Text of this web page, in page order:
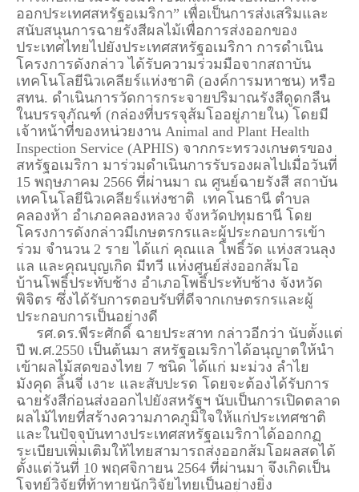
ออกประเทศสหรัฐอเมริกา” เพื่อเป็นการส่งเสริมและ
สนับสนุนการฉายรังสีผลไม้เพื่อการส่งออกของ
ประเทศไทยไปยังประเทศสหรัฐอเมริกา การดำเนิน
โครงการดังกล่าว ได้รับความร่วมมือจากสถาบัน
เทคโนโลยีนิวเคลียร์แห่งชาติ (องค์การมหาชน) หรือ
สทน. ดำเนินการวัดการกระจายปริมาณรังสีดูดกลืน
ในบรรจุภัณฑ์ (กล่องที่บรรจุส้มโออยู่ภายใน) โดยมี
เจ้าหน้าที่ของหน่วยงาน Animal and Plant Health
Inspection Service (APHIS) จากกระทรวงเกษตรของ
สหรัฐอเมริกา มาร่วมดำเนินการรับรองผลไปเมื่อวันที่
15 พฤษภาคม 2566 ที่ผ่านมา ณ ศูนย์ฉายรังสี สถาบัน
เทคโนโลยีนิวเคลียร์แห่งชาติ เทคโนธานี ตำบล
คลองห้า อำเภอคลองหลวง จังหวัดปทุมธานี โดย
โครงการดังกล่าวมีเกษตรกรและผู้ประกอบการเข้า
ร่วม จำนวน 2 ราย ได้แก่ คุณแล โพธิ์วัด แห่งสวนลุง
แล และคุณบุญเกิด มีทวี แห่งศูนย์ส่งออกส้มโอ
บ้านโพธิ์ประทับช้าง อำเภอโพธิ์ประทับช้าง จังหวัด
พิจิตร ซึ่งได้รับการตอบรับที่ดีจากเกษตรกรและผู้
ประกอบการเป็นอย่างดี
รศ.ดร.พีระศักดิ์ ฉายประสาท กล่าวอีกว่า นับตั้งแต่
ปี พ.ศ.2550 เป็นต้นมา สหรัฐอเมริกาได้อนุญาตให้นำ
เข้าผลไม้สดของไทย 7 ชนิด ได้แก่ มะม่วง ลำไย
มังคุด ลิ้นจี่ เงาะ และสับปะรด โดยจะต้องได้รับการ
ฉายรังสีก่อนส่งออกไปยังสหรัฐฯ นับเป็นการเปิดตลาด
ผลไม้ไทยที่สร้างความภาคภูมิใจให้แก่ประเทศชาติ
และในปัจจุบันทางประเทศสหรัฐอเมริกาได้ออกกฏ
ระเบียบเพิ่มเติมให้ไทยสามารถส่งออกส้มโอผลสดได้
ตั้งแต่วันที่ 10 พฤศจิกายน 2564 ที่ผ่านมา จึงเกิดเป็น
โจทย์วิจัยที่ท้าทายนักวิจัยไทยเป็นอย่างยิ่ง